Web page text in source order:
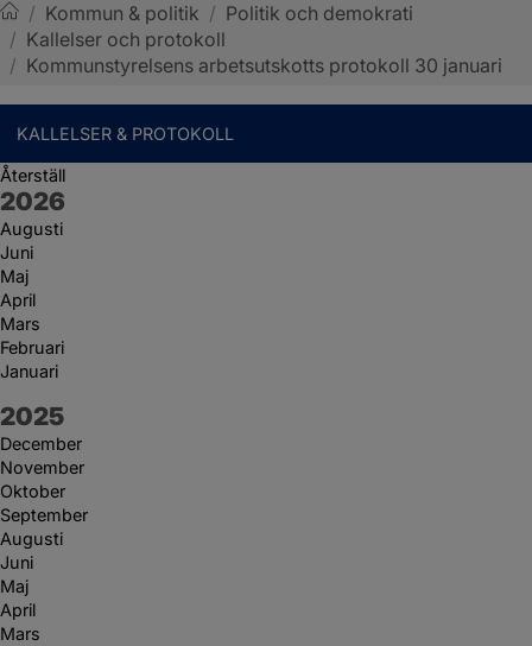
Sotenäs kommun
/ Kommun & politik / Politik och demokrati
/ Kallelser och protokoll
/ Kommunstyrelsens arbetsutskotts protokoll 30 januari
KALLELSER & PROTOKOLL
Återställ
År:
2026
Augusti
Juni
Maj
April
Mars
Februari
Januari
År:
2025
December
November
Oktober
September
Augusti
Juni
Maj
April
Mars